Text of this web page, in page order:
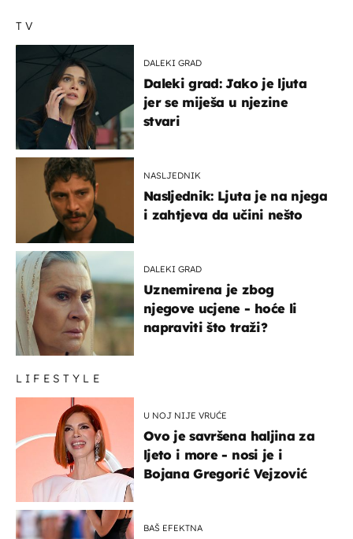
TV
DALEKI GRAD
Daleki grad: Jako je ljuta
jer se miješa u njezine
stvari
NASLJEDNIK
Nasljednik: Ljuta je na njega
i zahtjeva da učini nešto
DALEKI GRAD
Uznemirena je zbog
njegove ucjene - hoće li
napraviti što traži?
LIFESTYLE
U NOJ NIJE VRUĆE
Ovo je savršena haljina za
ljeto i more - nosi je i
Bojana Gregorić Vejzović
BAŠ EFEKTNA